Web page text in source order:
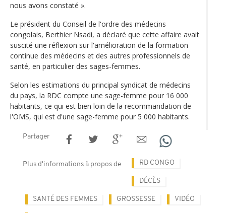
nous avons constaté ».
Le président du Conseil de l'ordre des médecins
congolais, Berthier Nsadi, a déclaré que cette affaire avait
suscité une réflexion sur l'amélioration de la formation
continue des médecins et des autres professionnels de
santé, en particulier des sages-femmes.
Selon les estimations du principal syndicat de médecins
du pays, la RDC compte une sage-femme pour 16 000
habitants, ce qui est bien loin de la recommandation de
l'OMS, qui est d'une sage-femme pour 5 000 habitants.
Partager
Plus d'informations à propos de RD CONGO
DÉCÈS
SANTÉ DES FEMMES GROSSESSE VIDÉO